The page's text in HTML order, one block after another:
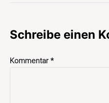
Schreibe einen
Kommentar*